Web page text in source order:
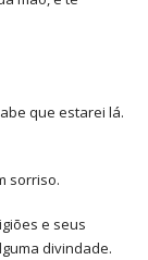
que estarei lá.
sorriso.
e seus
divindade.